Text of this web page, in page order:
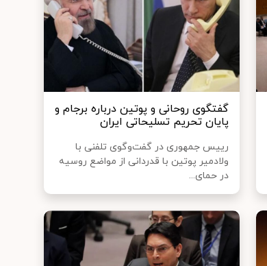
گفتگوی روحانی و پوتین درباره برجام و
پایان تحریم‌ تسلیحاتی ایران
رییس جمهوری در گفت‌وگوی تلفنی با
ولادمیر پوتین با قدردانی از مواضع روسیه
در حمای...